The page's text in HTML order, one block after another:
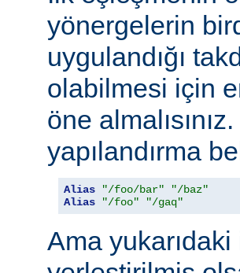
yönergelerin
uygulandığı
olabilmesi için
öne
yapılandırma
Alias "/foo/bar"
"/baz"
Alias
"/foo" "/gaq"
Ama yukarıdaki